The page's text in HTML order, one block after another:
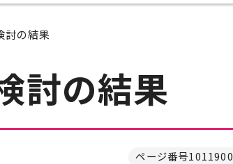
の結果
討の結果
ページ番号1011900